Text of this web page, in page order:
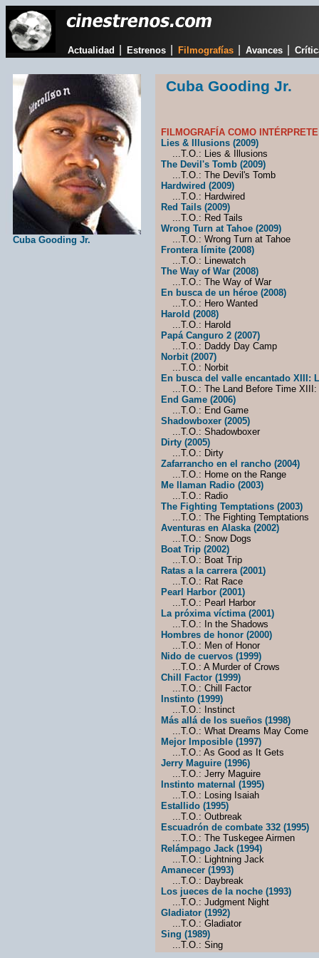
Actualidad Estrenos Filmografías Avances
Cuba Gooding Jr.
Cuba Gooding Jr.
FILMOGRAFÍA COMO
Lies & Illusions (2009)
...T.O.: Lies & Illusions
The Devil's Tomb (2009)
...T.O.: The Devil's Tomb
Hardwired (2009)
...T.O.: Hardwired
Red Tails (2009)
...T.O.: Red Tails
Wrong Turn at Tahoe (2009)
...T.O.: Wrong Turn at Tahoe
Frontera límite (2008)
...T.O.: Linewatch
The Way of War (2008)
...T.O.: The Way of War
En busca de un héroe (2008)
...T.O.: Hero Wanted
Harold (2008)
...T.O.: Harold
Papá Canguro 2 (2007)
...T.O.: Daddy Day Camp
Norbit (2007)
...T.O.: Norbit
En busca del valle encantado XIII:
...T.O.: The Land Before Time XIII:
End Game (2006)
...T.O.: End Game
Shadowboxer (2005)
...T.O.: Shadowboxer
Dirty (2005)
...T.O.: Dirty
Zafarrancho en el rancho (2004)
...T.O.: Home on the Range
Me llaman Radio (2003)
...T.O.: Radio
The Fighting Temptations (2003)
...T.O.: The Fighting Temptations
Aventuras en Alaska (2002)
...T.O.: Snow Dogs
Boat Trip (2002)
...T.O.: Boat Trip
Ratas a la carrera (2001)
...T.O.: Rat Race
Pearl Harbor (2001)
...T.O.: Pearl Harbor
La próxima víctima (2001)
...T.O.: In the Shadows
Hombres de honor (2000)
...T.O.: Men of Honor
Nido de cuervos (1999)
...T.O.: A Murder of Crows
Chill Factor (1999)
...T.O.: Chill Factor
Instinto (1999)
...T.O.: Instinct
Más allá de los sueños (1998)
...T.O.: What Dreams May Come
Mejor Imposible (1997)
...T.O.: As Good as It Gets
Jerry Maguire (1996)
...T.O.: Jerry Maguire
Instinto maternal (1995)
...T.O.: Losing Isaiah
Estallido (1995)
...T.O.: Outbreak
Escuadrón de combate 332 (1995)
...T.O.: The Tuskegee Airmen
Relámpago Jack (1994)
...T.O.: Lightning Jack
Amanecer (1993)
...T.O.: Daybreak
Los jueces de la noche (1993)
...T.O.: Judgment Night
Gladiator (1992)
...T.O.: Gladiator
Sing (1989)
...T.O.: Sing